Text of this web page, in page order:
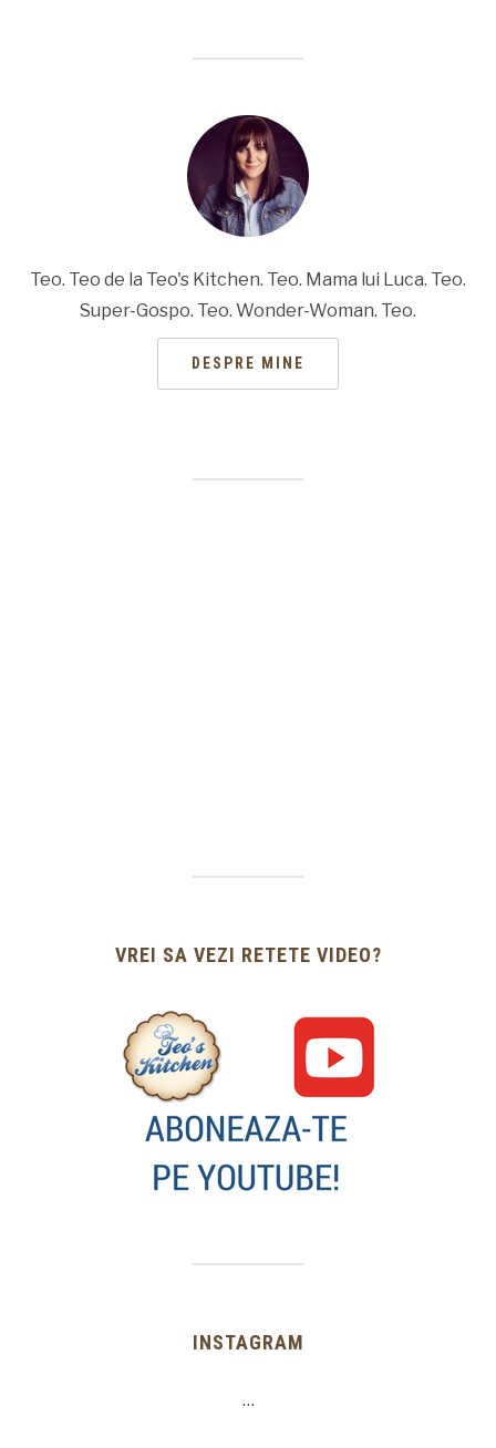
Teo. Teo de la Teo's Kitchen. Teo. Mama lui Luca. Teo.
Super-Gospo. Teo. Wonder-Woman. Teo.
DESPRE MINE
VREI SA VEZI RETETE VIDEO?
INSTAGRAM
…